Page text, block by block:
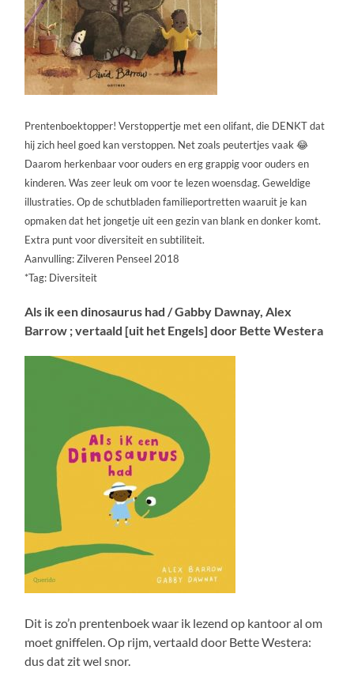
Prentenboektopper! Verstoppertje met een olifant, die DENKT dat
hij zich heel goed kan verstoppen. Net zoals peutertjes vaak 😂
Daarom herkenbaar voor ouders en erg grappig voor ouders en
kinderen. Was zeer leuk om voor te lezen woensdag. Geweldige
illustraties. Op de schutbladen familieportretten waaruit je kan
opmaken dat het jongetje uit een gezin van blank en donker komt.
Extra punt voor diversiteit en subtiliteit.
Aanvulling: Zilveren Penseel 2018
*Tag: Diversiteit
Als ik een dinosaurus had / Gabby Dawnay, Alex
Barrow ; vertaald [uit het Engels] door Bette Westera
Dit is zo’n prentenboek waar ik lezend op kantoor al om
moet gniffelen. Op rijm, vertaald door Bette Westera:
dus dat zit wel snor.